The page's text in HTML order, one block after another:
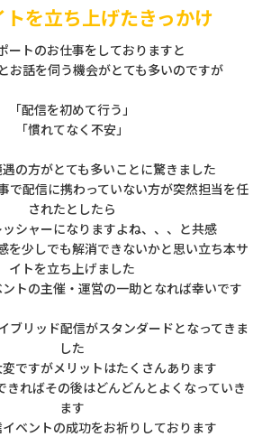
トを立ち上げたきっかけ
ートのお仕事をしておりますと
お話を伺う機会がとても多いのですが
「配信を初めて行う」
「慣れてなく不安」
の方がとても多いことに驚きました
で配信に携わっていない方が突然担当を任
されたとしたら
シャーになりますよね、、、と共感
を少しでも解消できないかと思い立ち本サ
イトを立ち上げました
トの主催・運営の一助となれば幸いです
ブリッド配信がスタンダードとなってきま
した
ですがメリットはたくさんあります
きればその後はどんどんとよくなっていき
ます
ベントの成功をお祈りしております